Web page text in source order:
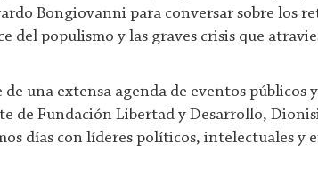
Bongiovanni para conversar sobre los
del populismo y las graves crisis que
una extensa agenda de eventos públicos
de Fundación Libertad y Desarrollo,
días con líderes políticos, intelectuales y